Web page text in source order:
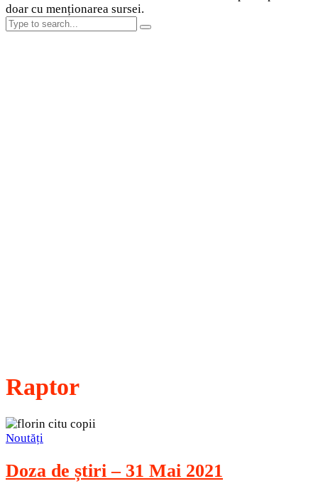
doar cu menționarea sursei.
Raptor
Noutăți
Doza de știri – 31 Mai 2021